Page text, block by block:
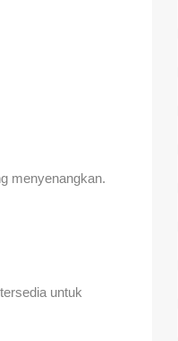
menyenangkan.
untuk